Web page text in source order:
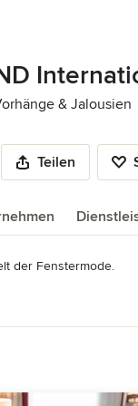
& Jalousien
Teilen
der Fenstermode.
& Dekostoff-
Wohninterieurs